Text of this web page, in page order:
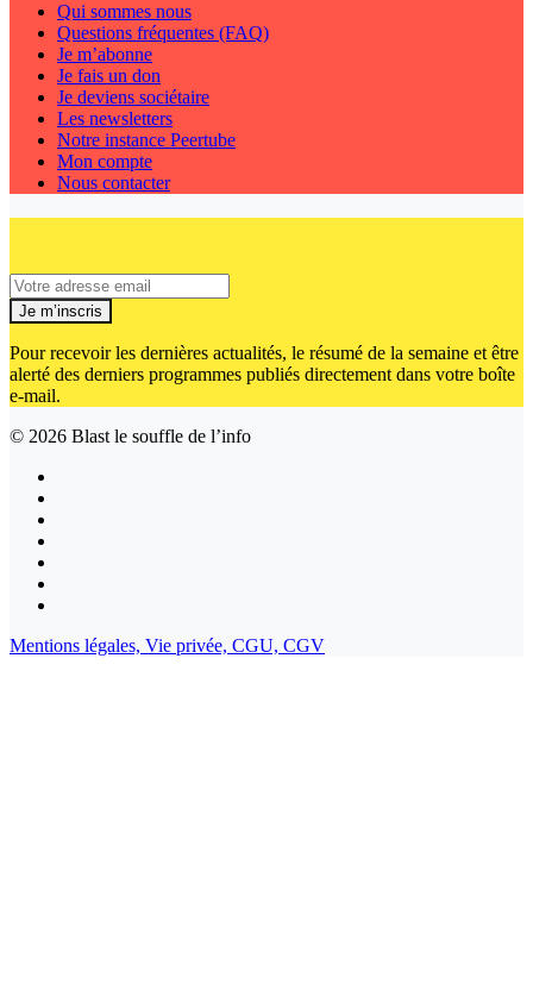
Qui sommes nous
Questions fréquentes (FAQ)
Je m’abonne
Je fais un don
Je deviens sociétaire
Les newsletters
Notre instance Peertube
Mon compte
Nous contacter
Je m’inscris
Pour recevoir les dernières actualités, le résumé de la semaine et être
alerté des derniers programmes publiés directement dans votre boîte
e-mail.
© 2026 Blast le souffle de l’info
Mentions légales, Vie privée, CGU, CGV